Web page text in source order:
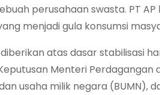
perusahaan swasta. PT
menjadi gula konsumsi
atas dasar stabilisasi
Menteri
usaha milik negara (BUMN),